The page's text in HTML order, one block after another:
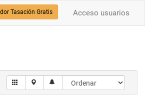
Acceso usuarios
Tasación Gratis